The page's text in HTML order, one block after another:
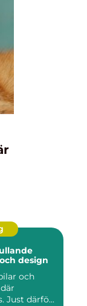
design
och
Just därfö...